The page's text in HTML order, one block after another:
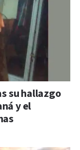
su hallazgo
y el